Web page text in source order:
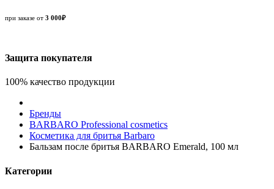
при заказе от 3 000₽
Защита покупателя
100% качество продукции
Бренды
BARBARO Professional cosmetics
Косметика для бритья Barbaro
Бальзам после бритья BARBARO Emerald, 100 мл
Категории